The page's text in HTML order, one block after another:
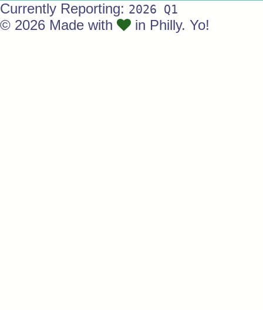
Currently Reporting: 2026 Q1
© 2026 Made with in Philly. Yo!